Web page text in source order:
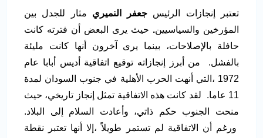
تعتبر إنجازات الرئيس جعفر النميري مثار للجدل بين
المؤرخين والسياسيين. حيث يرى البعض أن فترته كانت
حافلة بالإصلاحات، بينما يرى آخرون أنها كانت مليئة
بالفشل. من أبرز إنجازاته توقيع اتفاقية أديس أبابا عام
1972 ،التي أنهت الحرب الأهلية في جنوب السودان لمدة
11 عاما. لقد كانت هذه الاتفاقية تمثل إنجاز تاريخي، حيث
منحت الجنوب حكم ذاتي، وأعادت السلام إلى البلاد.
ورغم أن الاتفاقية لم تستمر طويلاً ،إلا أنها تعتبر نقطة